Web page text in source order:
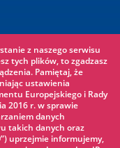
z naszego serwisu
tych plików, to zgadzasz
Pamiętaj, że
ustawienia
Europejskiego i Rady
2016 r. w sprawie
danych
takich danych oraz
uprzejmie informujemy,